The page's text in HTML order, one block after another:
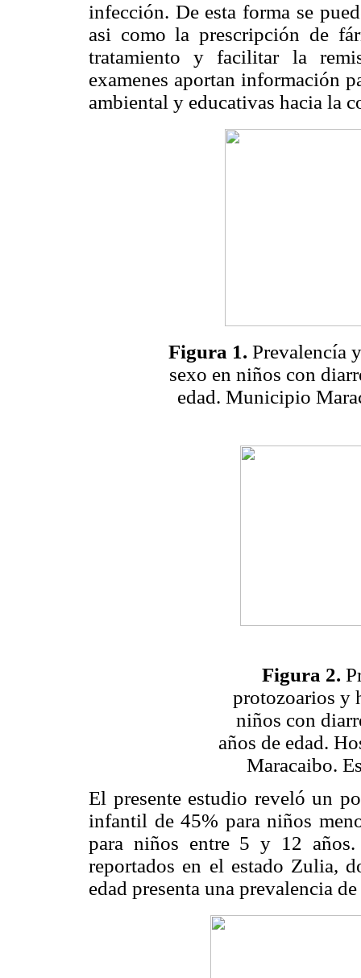
infección. De esta forma se
asi como la prescripción de
tratamiento y facilitar la
examenes aportan información
ambiental y educativas hacia la
Figura 1. Prevalencía
sexo en niños con
edad. Municipio
Figura 2.
protozoarios y
niños con
años de edad.
Maracaibo.
El presente estudio reveló un
infantil de 45% para niños
para niños entre 5 y 12
reportados en el estado Zulia,
edad presenta una prevalencia